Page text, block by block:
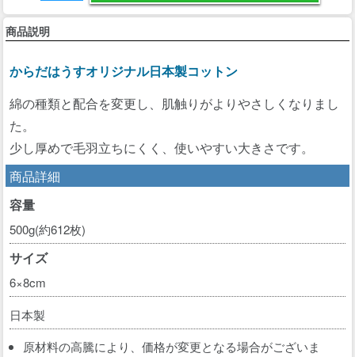
商品説明
からだはうすオリジナル日本製コットン
綿の種類と配合を変更し、肌触りがよりやさしくなりまし
た。
少し厚めで毛羽立ちにくく、使いやすい大きさです。
商品詳細
容量
500g(約612枚)
サイズ
6×8cm
日本製
原材料の高騰により、価格が変更となる場合がございま